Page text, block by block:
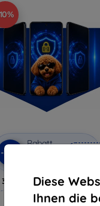
Diese
Ihnen die
-10%
Rabatt
3mk Privacy Schutzglas
Maßgeschneidert